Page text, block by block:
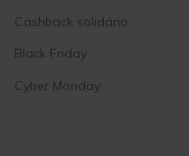
Cashback solidário
Black Friday
Cyber Monday